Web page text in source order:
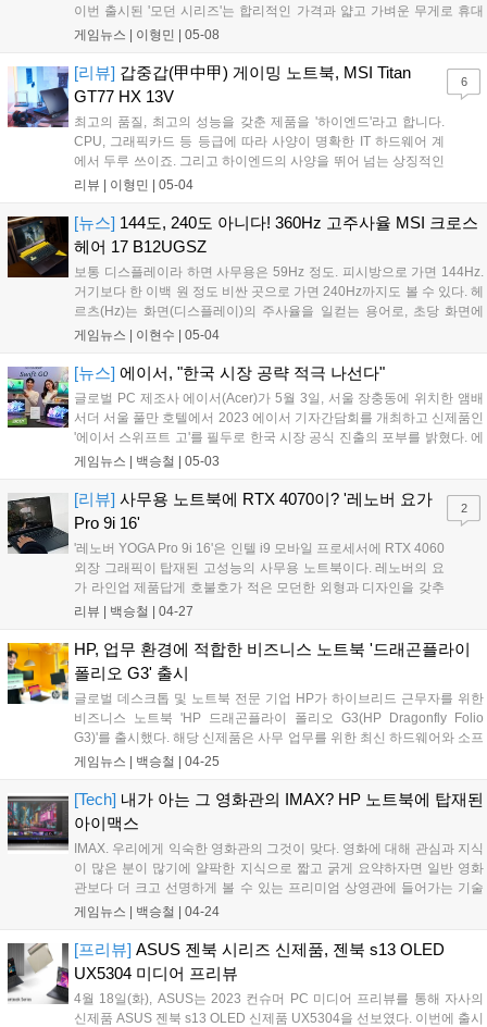
이번 출시된 '모던 시리즈'는 합리적인 가격과 얇고 가벼운 무게로 휴대
에 특화된 사무용 노트북이다. 무광 마감이 적용된 슬림한 바디는 1kg대
게임뉴스 | 이형민 | 05-08
[리뷰] 갑중갑(甲中甲) 게이밍 노트북, MSI Titan
GT77 HX 13V
최고의 품질, 최고의 성능을 갖춘 제품을 '하이엔드'라고 합니다.
CPU, 그래픽카드 등 등급에 따라 사양이 명확한 IT 하드웨어 계
에서 두루 쓰이죠. 그리고 하이엔드의 사양을 뛰어 넘는 상징적인
제품은 '플래그십'이라고도 불립니다. 쉬운 말로 BoB(Best of
능 순위를 나열 한다는...
리뷰 | 이형민 | 05-04
6
[뉴스] 144도, 240도 아니다! 360Hz 고주사율 MSI 크로스
헤어 17 B12UGSZ
보통 디스플레이라 하면 사무용은 59Hz 정도. 피시방으로 가면 144Hz.
거기보다 한 이백 원 정도 비싼 곳으로 가면 240Hz까지도 볼 수 있다. 헤
르츠(Hz)는 화면(디스플레이)의 주사율을 일컫는 용어로, 초당 화면에
갱신되는 횟수다. 쉽게 말해 60Hz는 초당 화면을 60번 갱신한다는 얘기
게임뉴스 | 이현수 | 05-04
[뉴스] 에이서, "한국 시장 공략 적극 나선다"
글로벌 PC 제조사 에이서(Acer)가 5월 3일, 서울 장충동에 위치한 앰배
서더 서울 풀만 호텔에서 2023 에이서 기자간담회를 개최하고 신제품인
'에이서 스위프트 고'를 필두로 한국 시장 공식 진출의 포부를 밝혔다. 에
이서는 최근 30대 신세대 리더인 웨인 니엔(Wayne Nien)을 한국법인 신
운 에이서의 이미지를 통해 한국 사업을 혁신적으로 이끌어 나간다는 계
획을 밝혔다. 웨인 대표는 "글로벌 Top5 PC 브랜드로서 쌓아온 본사의
국내 외산 브랜드 Top3에 진입하겠다"라며 힘찬 포부와 의지를 내비쳤
다....
게임뉴스 | 백승철 | 05-03
[리뷰] 사무용 노트북에 RTX 4070이? '레노버 요가
Pro 9i 16'
'레노버 YOGA Pro 9i 16'은 인텔 i9 모바일 프로세서에 RTX 4060
외장 그래픽이 탑재된 고성능의 사무용 노트북이다. 레노버의 요
가 라인업 제품답게 호불호가 적은 모던한 외형과 디자인을 갖추
고 있으며 16인치의 거대한 화면을 통해 물리적인 확장성도 챙긴
인증 제품의 주요 특징은 인텔 최신 13세대 프로세서 탑재, FHD
상태로 최대 9시간 지속 가능하고 30분 고속 충전으로 4시간 이
상 배터리 지속 가능, 인텔 와이파이 6E 기능 지원 및 썬더볼트 4
탑재, 다중 연결 장치 환경을 가능케하는 인텔 유니슨 기능 탑재
및 그 외 회의 등의 비즈니스 툴과의 호환성이 있다....
리뷰 | 백승철 | 04-27
2
HP, 업무 환경에 적합한 비즈니스 노트북 '드래곤플라이
폴리오 G3' 출시
글로벌 데스크톱 및 노트북 전문 기업 HP가 하이브리드 근무자를 위한
비즈니스 노트북 'HP 드래곤플라이 폴리오 G3(HP Dragonfly Folio
G3)'를 출시했다. 해당 신제품은 사무 업무를 위한 최신 하드웨어와 소프
트웨어 솔루션을 집약해, 엔데믹 시대의 하이브리드 업무 환경에 최적화
이 폴리오 G3는 가죽 느낌을 재연한 폴리우레탄 재질로 제작돼 세련된
디자인뿐만 아니라 생활 스크래치에 강한 내구성을 갖추고 있다. 이에
비즈니스 리더를 포함한 외근이 많은 직종, 하이브리드 근무자 등 다양
한 장소에서 여러 업무를 수행해야 하는 사용자들에게 특히 유용하다....
게임뉴스 | 백승철 | 04-25
[Tech] 내가 아는 그 영화관의 IMAX? HP 노트북에 탑재된
아이맥스
IMAX. 우리에게 익숙한 영화관의 그것이 맞다. 영화에 대해 관심과 지식
이 많은 분이 많기에 얄팍한 지식으로 짧고 굵게 요약하자면 일반 영화
관보다 더 크고 선명하게 볼 수 있는 프리미엄 상영관에 들어가는 기술
을 칭하고 있다. 일반 상영관과 IMAX 상영관의 스크린이 다르듯이, HP
비를 제공한다는 것이 특징이다. DTS:X 공간 오디오는 더 말할 것 없
고....
게임뉴스 | 백승철 | 04-24
[프리뷰] ASUS 젠북 시리즈 신제품, 젠북 s13 OLED
UX5304 미디어 프리뷰
4월 18일(화), ASUS는 2023 컨슈머 PC 미디어 프리뷰를 통해 자사의
신제품 ASUS 젠북 s13 OLED 신제품 UX5304을 선보였다. 이번에 출시